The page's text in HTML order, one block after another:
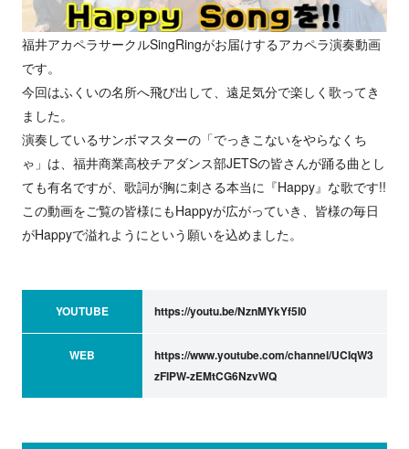
福井アカペラサークルSingRingがお届けするアカペラ演奏動画
です。
今回はふくいの名所へ飛び出して、遠足気分で楽しく歌ってき
ました。
演奏しているサンボマスターの「でっきこないをやらなくち
ゃ」は、福井商業高校チアダンス部JETSの皆さんが踊る曲とし
ても有名ですが、歌詞が胸に刺さる本当に『Happy』な歌です!!
この動画をご覧の皆様にもHappyが広がっていき、皆様の毎日
がHappyで溢れようにという願いを込めました。
YOUTUBE https://youtu.be/NznMYkYf5I0
WEB
https://www.youtube.com/channel/UCIqW3
zFIPW-zEMtCG6NzvWQ